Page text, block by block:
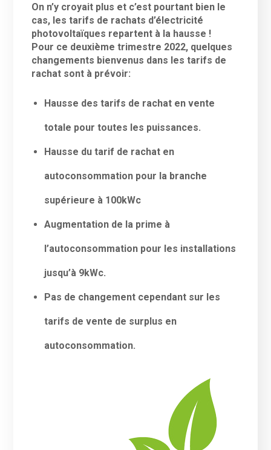
On n’y croyait plus et c’est pourtant bien le
cas, les tarifs de rachats d’électricité
photovoltaïques repartent à la hausse !
Pour ce deuxième trimestre 2022, quelques
changements bienvenus dans les tarifs de
rachat sont à prévoir:
Hausse des tarifs de rachat en vente
totale pour toutes les puissances.
Hausse du tarif de rachat en
autoconsommation pour la branche
supérieure à 100kWc
Augmentation de la prime à
l’autoconsommation pour les installations
jusqu’à 9kWc.
Pas de changement cependant sur les
tarifs de vente de surplus en
autoconsommation.